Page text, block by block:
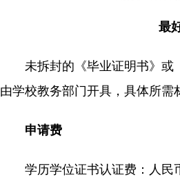
最
未拆封的《毕业证明书》或
由学校教务部门开具，具体所需
申请费
学历学位证书认证费：人民